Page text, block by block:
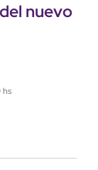
nuevo
hs